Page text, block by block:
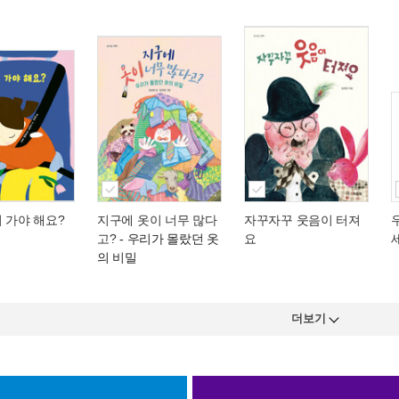
가야 해요?
지구에 옷이 너무 많다
고?- 우리가 몰랐던 옷
의 비밀
자꾸자꾸 웃음이 터져
요
더보기